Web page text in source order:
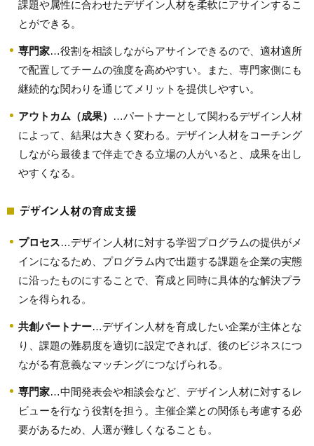
課題や属性に合わせたデザイン人材を柔軟にアサインするこ
とができる。
専門家…役割を相談しながらアサインできるので、適材適所
で配置してチームの強度を高めやすい。また、専門家側にも
継続的な関わりを通じてメリットを提供しやすい。
アウトカム（成果）
…パートナーとして関わるデザイン人材
によって、結果は大きく変わる。デザイン人材をコーチング
しながら最後まで伴走できる立場の人がいると、成果を出し
やすくなる。
デザイン人材の育成支援
プロセス…デザイン人材に対する学習プログラムの提供がメ
インになるため、プログラム内で出題する課題を企業の実態
に沿ったものにすることで、育成と同時に具体的な解決プラ
ンを得られる。
共創パートナー…デザイン人材を育成したい企業が主体とな
り、課題の難易度を適切に設定できれば、後のビジネスにつ
ながる有意義なマッチングにつなげられる。
専門家…中間発表会や相談会など、デザイン人材に対するレ
ビューを行なう役割を担う。主催企業との関係も考慮する必
要があるため、人選が難しくなることも。